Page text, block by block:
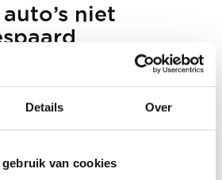
Details Over
van cookies
niet
die in 2026 gekocht
elk jaar afneemt:
emission voertuig dat in 2027
in 2031.